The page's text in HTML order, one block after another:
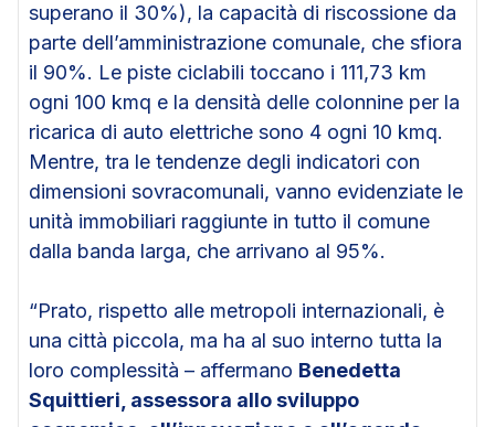
superano il 30%), la capacità di riscossione da
parte dell’amministrazione comunale, che sfiora
il 90%. Le piste ciclabili toccano i 111,73 km
ogni 100 kmq e la densità delle colonnine per la
ricarica di auto elettriche sono 4 ogni 10 kmq.
Mentre, tra le tendenze degli indicatori con
dimensioni sovracomunali, vanno evidenziate le
unità immobiliari raggiunte in tutto il comune
dalla banda larga, che arrivano al 95%.
“Prato, rispetto alle metropoli internazionali, è
una città piccola, ma ha al suo interno tutta la
loro complessità – affermano Benedetta
Squittieri, assessora allo sviluppo